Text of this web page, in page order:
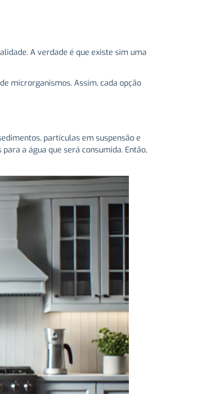
A verdade é que existe sim uma
microrganismos. Assim, cada opção
partículas em suspensão e
a água que será consumida. Então,